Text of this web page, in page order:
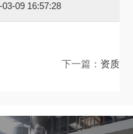
09 16:57:28
下一篇： 资质